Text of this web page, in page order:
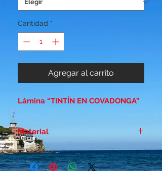
Cantidad *
Agregar al carrito
Lámina “TINTÍN EN COVADONGA”
Material
Papel duro estucado - Brillo 300
gr